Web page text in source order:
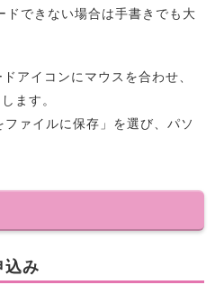
できない場合は手書きでも大
アイコンにマウスを合わせ、
ます。
ァイルに保存」を選び、パソ
込み